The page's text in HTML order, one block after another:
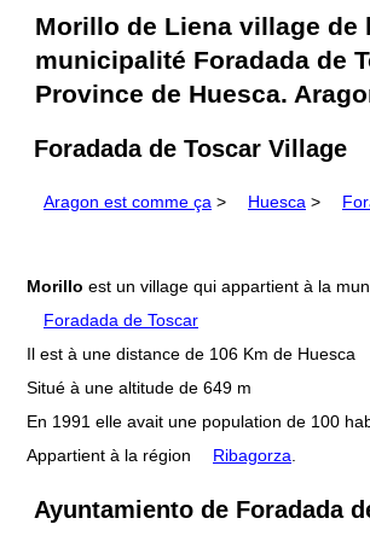
Morillo de Liena village de
municipalité Foradada de
Province de Huesca.
Foradada de Toscar Village
Aragon est comme ça > Huesca >
Morillo est un village qui appartient à la
Foradada de Toscar
Il est à une distance de 106 Km de Huesca
Situé à une altitude de 649 m
En 1991 elle avait une population de 100
Appartient à la région
Ribagorza
Ayuntamiento de Foradada